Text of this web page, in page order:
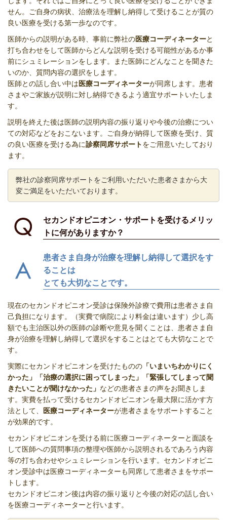
せん。ご自身の病状、治療法を理解し納得して受けることが質の
良い医療を受ける第一歩なのです。
医師からの説明がある時、事前に弊社の医療コーディネーターと
打ち合わせをして医師からどんな説明を受ける可能性があるか事
前にシュミレーションをします。また医師にどんなことを聞きた
いのか、質問内容の選択をします。
医師との話し合い中は医療コーディネーターが同席します。患者
さまやご家族が説明に対し納得できるよう適宜サポートいたしま
す。
説明を終えた後は医師の説明内容の振り返りや今後の治療につい
ての対応などをおこないます。ご自身が納得して医療を受け、質
の良い医療を受ける為に診察同席サポートをご用意いたしており
ます。
弊社の診察同席サポートをご利用いただいた患者さまから大
変ご満足をいただいております。
セカンドオピニオン・サポートを受けるメリッ
トに何がありますか？
患者さま自身が治療を理解し納得して選択をす
ることは
とても大切なことです。
現在のセカンドオピニオン受診は保険外診療で費用は患者さま自
己負担になります。（実費で病院により料金は違います）少し高
額でも主治医以外の医師の診断や意見を聞くことは、患者さま自
身が治療を理解し納得して選択をすることはとても大切なことで
す。
実際にセカンドオピニオンを受けたものの 「いまいちわかりにく
かった」「治療の選択に困ってしまった」「緊張してしまって聞
きたいことが聞けなかった」 などの患者さまの声をお聞きしま
す。実費を払って受けるセカンドオピニオンを最大限に活かす方
法として、
医療コーディネーターが患者さまをサポートすること
が効果的です。
セカンドオピニオンを受ける前に医療コーディネーターと面談を
して医師への質問事項の整理や医師から説明されるであろう内容
等の打ち合わせやシュミレーションを行います。セカンドオピニ
オン受診中は医療コーディネーターも同席して患者さまをサポー
トします。
セカンドオピニオン後は内容の振り返りと今後の対応の話し合い
を医療コーディネーターと行います。